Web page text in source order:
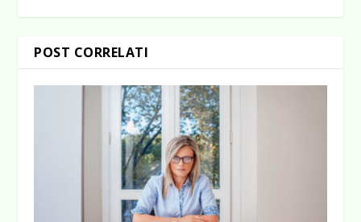
POST CORRELATI